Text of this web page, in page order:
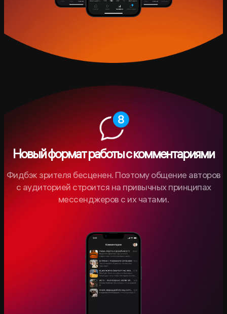
Новый формат работы с комментариями
Фидбэк зрителя бесценен. Поэтому общение авторов
с аудиторией строится на привычных принципах
мессенджеров с их чатами.